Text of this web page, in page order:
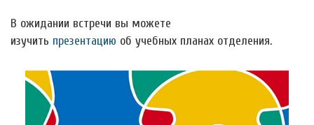
В ожидании встречи вы можете
изучить презентацию об учебных планах отделения.